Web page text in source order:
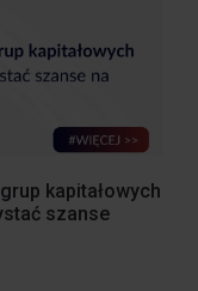
kapitałowych
szanse